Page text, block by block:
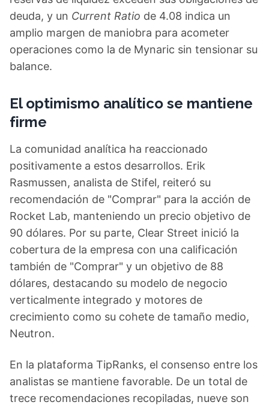
deuda, y un Current Ratio de 4.08 indica un
amplio margen de maniobra para acometer
operaciones como la de Mynaric sin tensionar su
balance.
El optimismo analítico se mantiene
firme
La comunidad analítica ha reaccionado
positivamente a estos desarrollos. Erik
Rasmussen, analista de Stifel, reiteró su
recomendación de "Comprar" para la acción de
Rocket Lab, manteniendo un precio objetivo de
90 dólares. Por su parte, Clear Street inició la
cobertura de la empresa con una calificación
también de "Comprar" y un objetivo de 88
dólares, destacando su modelo de negocio
verticalmente integrado y motores de
crecimiento como su cohete de tamaño medio,
Neutron.
En la plataforma TipRanks, el consenso entre los
analistas se mantiene favorable. De un total de
trece recomendaciones recopiladas, nueve son